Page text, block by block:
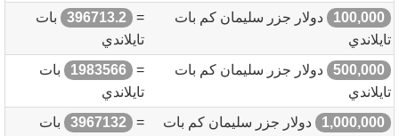
100,000
دولار جزر سليمان كم بات
تايلاندي
=
396713.2
بات
تايلاندي
500,000
دولار جزر سليمان كم بات
تايلاندي
=
1983566
بات
تايلاندي
1,000,000
دولار جزر سليمان كم بات
=
3967132
بات